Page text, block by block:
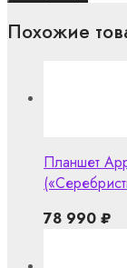
Похожие
Планшет
78 990 ₽